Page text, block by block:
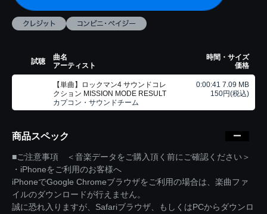
試聴
曲名
アーティスト
時間・サイズ
価格
【単曲】ロックマン4 サウンドコレ
クション MISSION MODE RESULT
カプコン・サウンドチーム
0:00:41 7.09 MB
150円(税込)
商品スペック
■ご注意事項 ＜音楽データをご購入頂く前にご確認ください＞
・iPhoneをご利用のお客様へ
iPhoneでGoogle Chromeブラウザをご利用の場合は、楽曲ファ
イルのダウンロードが行えません。
誠に恐れ入りますが、Safariブラウザ、もしくはPCからダウンロ